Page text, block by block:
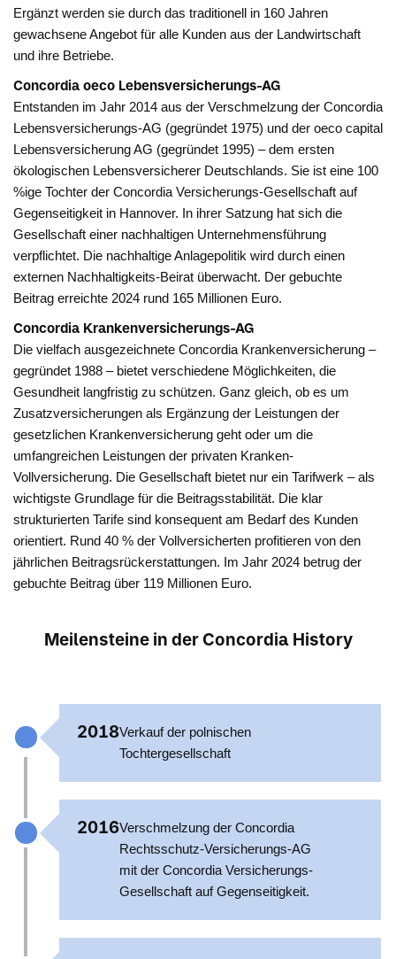
Ergänzt werden sie durch das traditionell in 160 Jahren
gewachsene Angebot für alle Kunden aus der Landwirtschaft
und ihre Betriebe.
Concordia oeco Lebensversicherungs-AG
Entstanden im Jahr 2014 aus der Verschmelzung der Concordia
Lebensversicherungs-AG (gegründet 1975) und der oeco capital
Lebensversicherung AG (gegründet 1995) – dem ersten
ökologischen Lebensversicherer Deutschlands. Sie ist eine 100
%ige Tochter der Concordia Versicherungs-Gesellschaft auf
Gegenseitigkeit in Hannover. In ihrer Satzung hat sich die
Gesellschaft einer nachhaltigen Unternehmensführung
verpflichtet. Die nachhaltige Anlagepolitik wird durch einen
externen Nachhaltigkeits-Beirat überwacht. Der gebuchte
Beitrag erreichte 2024 rund 165 Millionen Euro.
Concordia Krankenversicherungs-AG
Die vielfach ausgezeichnete Concordia Krankenversicherung –
gegründet 1988 – bietet verschiedene Möglichkeiten, die
Gesundheit langfristig zu schützen. Ganz gleich, ob es um
Zusatzversicherungen als Ergänzung der Leistungen der
gesetzlichen Krankenversicherung geht oder um die
umfangreichen Leistungen der privaten Kranken-
Vollversicherung. Die Gesellschaft bietet nur ein Tarifwerk – als
wichtigste Grundlage für die Beitragsstabilität. Die klar
strukturierten Tarife sind konsequent am Bedarf des Kunden
orientiert. Rund 40 % der Vollversicherten profitieren von den
jährlichen Beitragsrückerstattungen. Im Jahr 2024 betrug der
gebuchte Beitrag über 119 Millionen Euro.
Meilensteine in der Concordia History
2018Verkauf der polnischen
Tochtergesellschaft
2016Verschmelzung der Concordia
Rechtsschutz-Versicherungs-AG
mit der Concordia Versicherungs-
Gesellschaft auf Gegenseitigkeit.